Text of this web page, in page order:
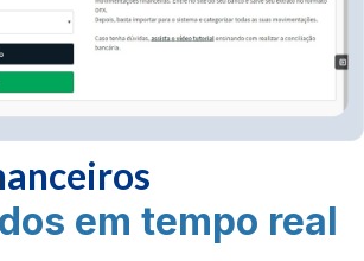
em tempo real